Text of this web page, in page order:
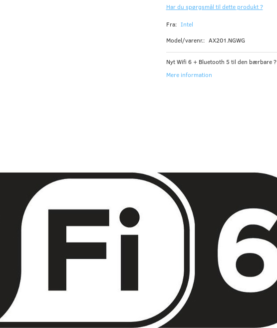
Har du spørgsmål til dette produkt ?
Fra: Intel
Model/varenr.: AX201.NGWG
Nyt Wifi 6 + Bluetooth 5 til den bærbare ?
Mere information